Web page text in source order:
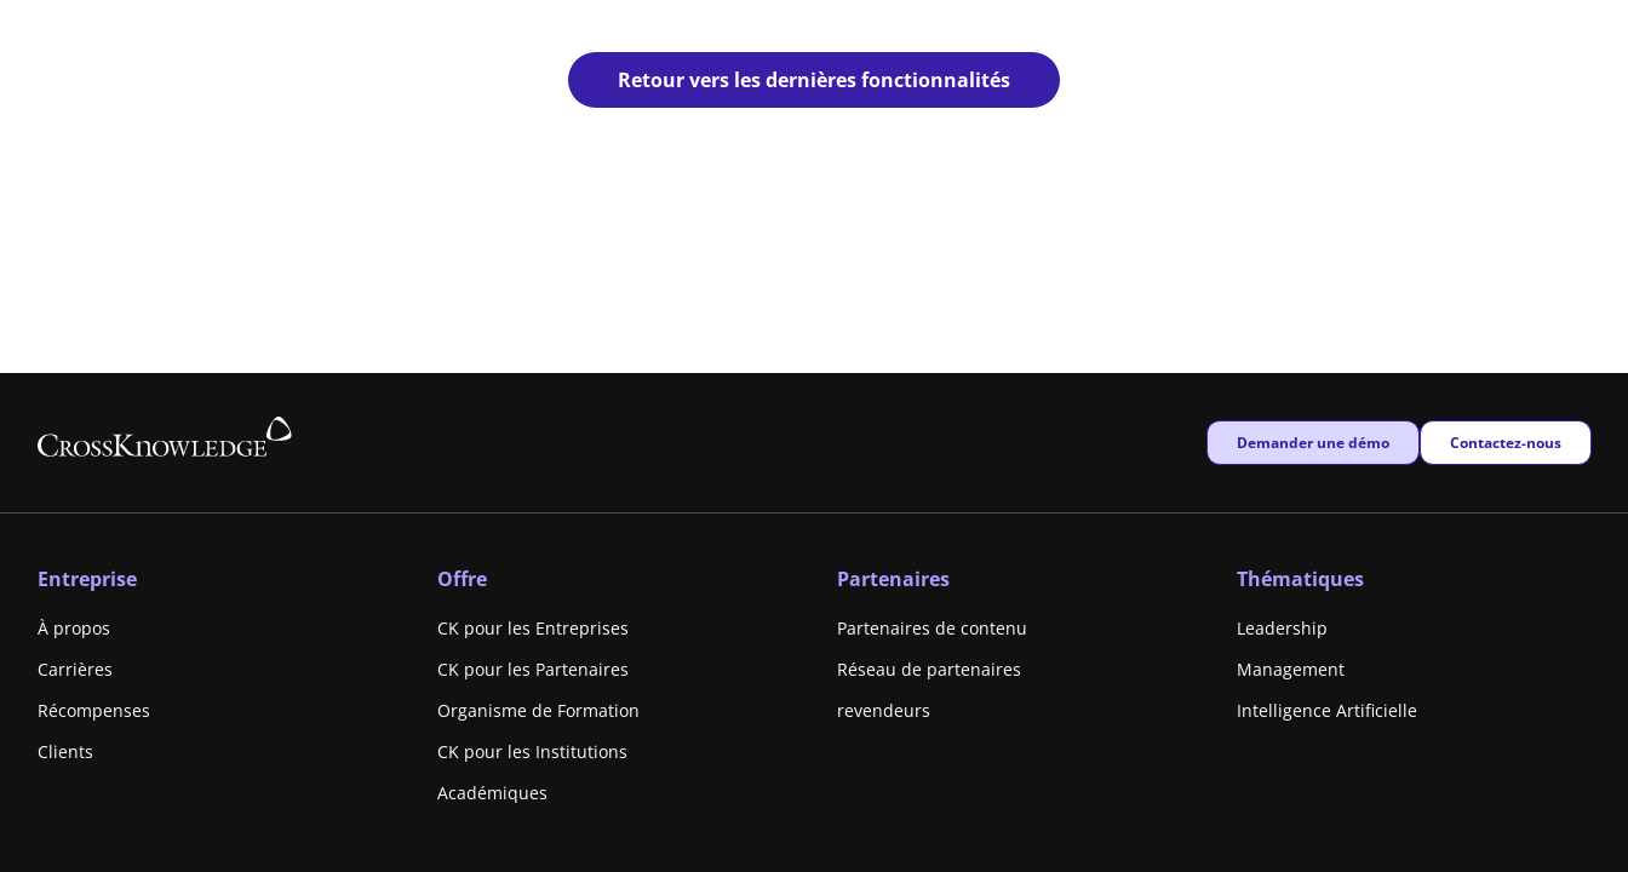
Retour vers les dernières fonctionnalités
New window
Demander une démo New window
Contactez-nous
Entreprise
À propos
Carrières
Récompenses
Clients
Offre
CK pour les Entreprises
CK pour les Partenaires
Organisme de Formation
CK pour les Institutions
Académiques
Partenaires
Partenaires de contenu
Réseau de partenaires
revendeurs
Thématiques
Leadership
Management
Intelligence Artificielle